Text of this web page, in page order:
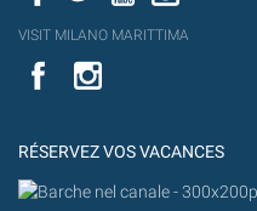
YouT
VISIT MILANO MARITTIMA
Flick
VISIT
MILANO
YouTube
RÉSERVEZ VOS VACANCES